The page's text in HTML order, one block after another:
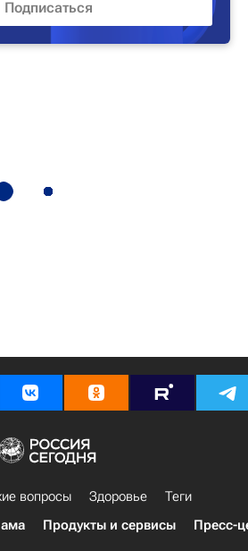
вопросы Здоровье
Теги
Продукты и сервисы Пресс-